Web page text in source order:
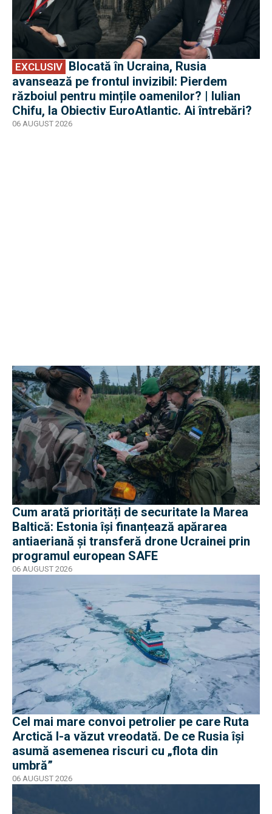
EXCLUSIV
avansează pe frontul invizibil: Pierdem
războiul pentru mințile oamenilor? | Iulian
Chifu, la Obiectiv EuroAtlantic. Ai întrebări?
06 AUGUST 2026
Cum arată priorități de securitate la Marea
Baltică: Estonia își finanțează apărarea
antiaeriană și transferă drone Ucrainei prin
programul european SAFE
06 AUGUST 2026
Cel mai mare convoi petrolier pe care Ruta
Arctică l-a văzut vreodată. De ce Rusia își
asumă asemenea riscuri cu „flota din
umbră”
06 AUGUST 2026